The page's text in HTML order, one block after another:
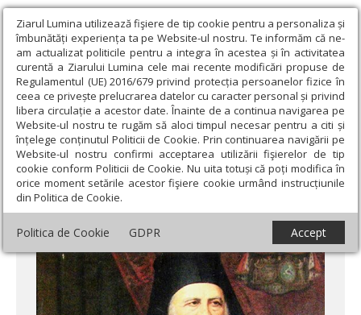
Ziarul Lumina utilizează fişiere de tip cookie pentru a personaliza și
îmbunătăți experiența ta pe Website-ul nostru. Te informăm că ne-
am actualizat politicile pentru a integra în acestea și în activitatea
curentă a Ziarului Lumina cele mai recente modificări propuse de
Regulamentul (UE) 2016/679 privind protecția persoanelor fizice în
ceea ce privește prelucrarea datelor cu caracter personal și privind
libera circulație a acestor date. Înainte de a continua navigarea pe
Website-ul nostru te rugăm să aloci timpul necesar pentru a citi și
înțelege conținutul Politicii de Cookie. Prin continuarea navigării pe
Website-ul nostru confirmi acceptarea utilizării fişierelor de tip
cookie conform Politicii de Cookie. Nu uita totuși că poți modifica în
orice moment setările acestor fişiere cookie urmând instrucțiunile
din Politica de Cookie.
Politica de Cookie GDPR Accept
Ziarul Lumina › Actualitate religioasă › Știri › Andrei Şaguna,
organizator al Ortodoxiei româneşti
Andrei Şaguna, organizator al Ortodoxiei
româneşti